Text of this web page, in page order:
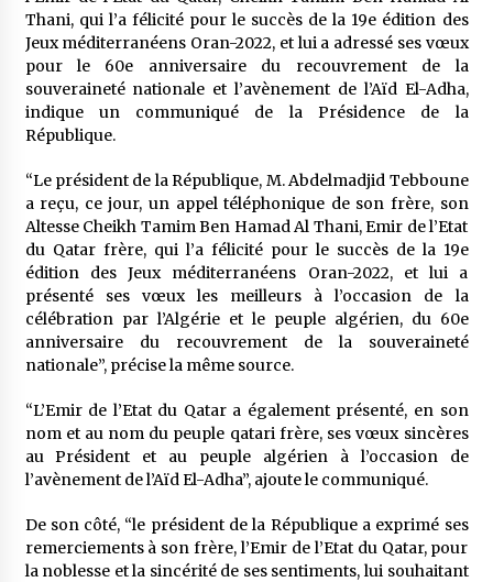
Thani, qui l’a félicité pour le succès de la 19e édition des
Jeux méditerranéens Oran-2022, et lui a adressé ses vœux
pour le 60e anniversaire du recouvrement de la
souveraineté nationale et l’avènement de l’Aïd El-Adha,
indique un communiqué de la Présidence de la
République.
“Le président de la République, M. Abdelmadjid Tebboune
a reçu, ce jour, un appel téléphonique de son frère, son
Altesse Cheikh Tamim Ben Hamad Al Thani, Emir de l’Etat
du Qatar frère, qui l’a félicité pour le succès de la 19e
édition des Jeux méditerranéens Oran-2022, et lui a
présenté ses vœux les meilleurs à l’occasion de la
célébration par l’Algérie et le peuple algérien, du 60e
anniversaire du recouvrement de la souveraineté
nationale”, précise la même source.
“L’Emir de l’Etat du Qatar a également présenté, en son
nom et au nom du peuple qatari frère, ses vœux sincères
au Président et au peuple algérien à l’occasion de
l’avènement de l’Aïd El-Adha”, ajoute le communiqué.
De son côté, “le président de la République a exprimé ses
remerciements à son frère, l’Emir de l’Etat du Qatar, pour
la noblesse et la sincérité de ses sentiments, lui souhaitant